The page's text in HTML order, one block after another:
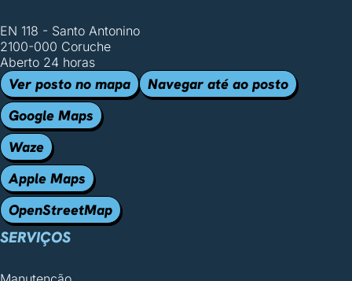
EN 118 - Santo Antonino
2100-000 Coruche
Aberto 24 horas
Ver posto no mapa
Navegar até ao posto
Google Maps
Waze
Apple Maps
OpenStreetMap
SERVIÇOS